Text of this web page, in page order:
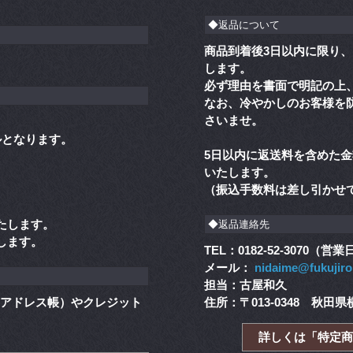
なります。
ます。
す。
ドレス帳）やクレジット
◆返品について
商品到着後3日以内に限り
します。
必ず理由を書面で明記の上
なお、冷やかしのお客様を
さいませ。
5日以内に返送料を含めた
いたします。
（振込手数料は差し引かせ
◆返品連絡先
TEL：0182-52-3070（営業
メール：
担当：古屋和久
住所：〒013-0348 秋田県
詳しくは「特定